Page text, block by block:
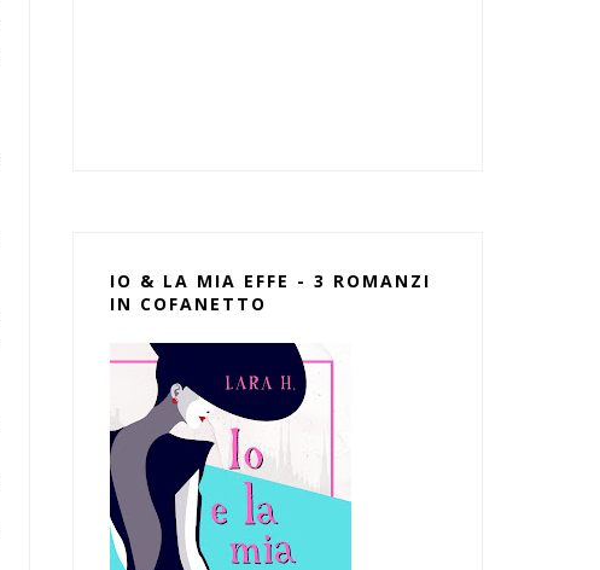
IO & LA MIA EFFE - 3 ROMANZI
IN COFANETTO